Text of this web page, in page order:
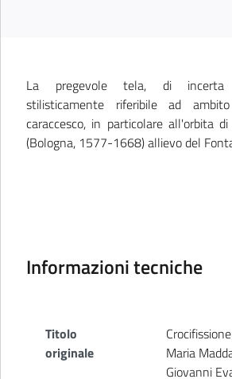
La pregevole tela, di incerta
stilisticamente riferibile ad
caraccesco, in particolare all'orbita
(Bologna, 1577-1668) allievo del
Informazioni tecniche
Titolo
originale
Maria
Giovanni